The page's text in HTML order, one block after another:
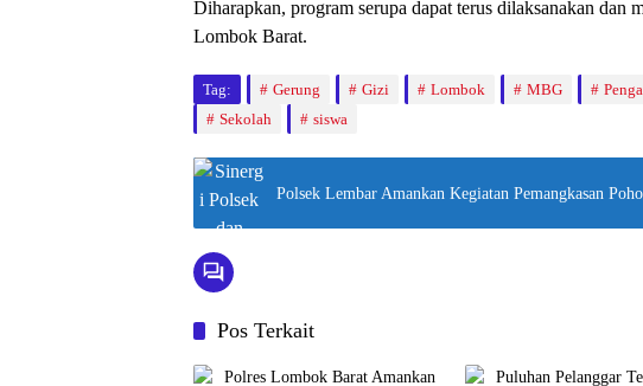
Diharapkan, program serupa dapat terus dilaksanakan
Lombok Barat.
Tag: Gerung Gizi Lombok MBG
Sekolah
siswa
Polsek Lembar Amankan Kegiatan Pemangkasan
Pos Terkait